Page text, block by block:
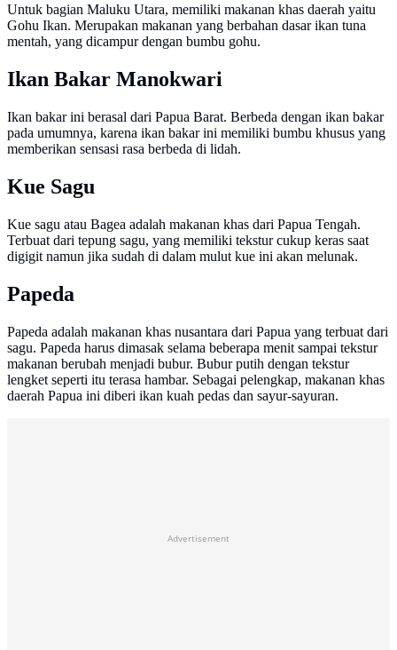
Untuk bagian Maluku Utara, memiliki makanan khas daerah yaitu
Gohu Ikan. Merupakan makanan yang berbahan dasar ikan tuna
mentah, yang dicampur dengan bumbu gohu.
Ikan Bakar Manokwari
Ikan bakar ini berasal dari Papua Barat. Berbeda dengan ikan bakar
pada umumnya, karena ikan bakar ini memiliki bumbu khusus yang
memberikan sensasi rasa berbeda di lidah.
Kue Sagu
Kue sagu atau Bagea adalah makanan khas dari Papua Tengah.
Terbuat dari tepung sagu, yang memiliki tekstur cukup keras saat
digigit namun jika sudah di dalam mulut kue ini akan melunak.
Papeda
Papeda adalah makanan khas nusantara dari Papua yang terbuat dari
sagu. Papeda harus dimasak selama beberapa menit sampai tekstur
makanan berubah menjadi bubur. Bubur putih dengan tekstur
lengket seperti itu terasa hambar. Sebagai pelengkap, makanan khas
daerah Papua ini diberi ikan kuah pedas dan sayur-sayuran.
Advertisement